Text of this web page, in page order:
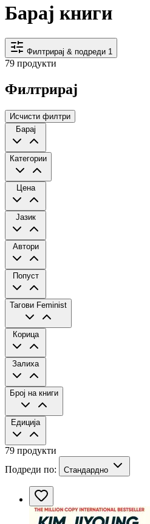
Барај книги
Филтрирај & подреди 1
79 продукти
Филтрирај
Исчисти филтри
Барај
Категории
Цена
Јазик
Автори
Попуст
Тагови Feminist
Корица
Залиха
Број на книги
Едиција
79 продукти
Подреди по:
Стандардно